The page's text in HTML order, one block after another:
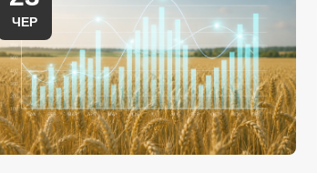
ЧЕР